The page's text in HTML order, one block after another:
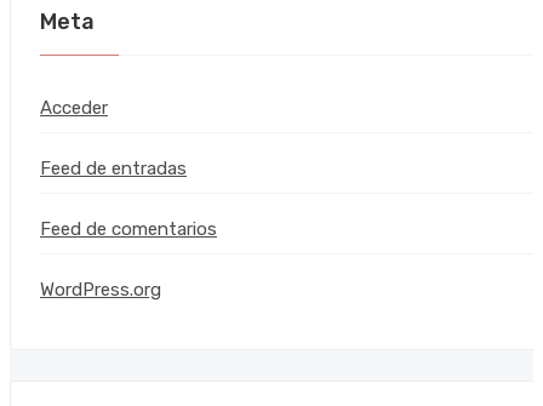
Meta
Acceder
Feed de entradas
Feed de comentarios
WordPress.org